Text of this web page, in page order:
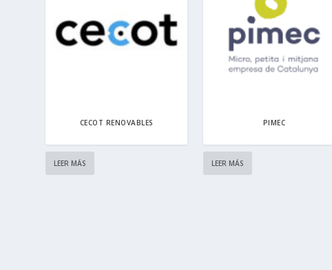
CECOT RENOVABLES
LEER MÁS
PIMEC
LEER MÁS